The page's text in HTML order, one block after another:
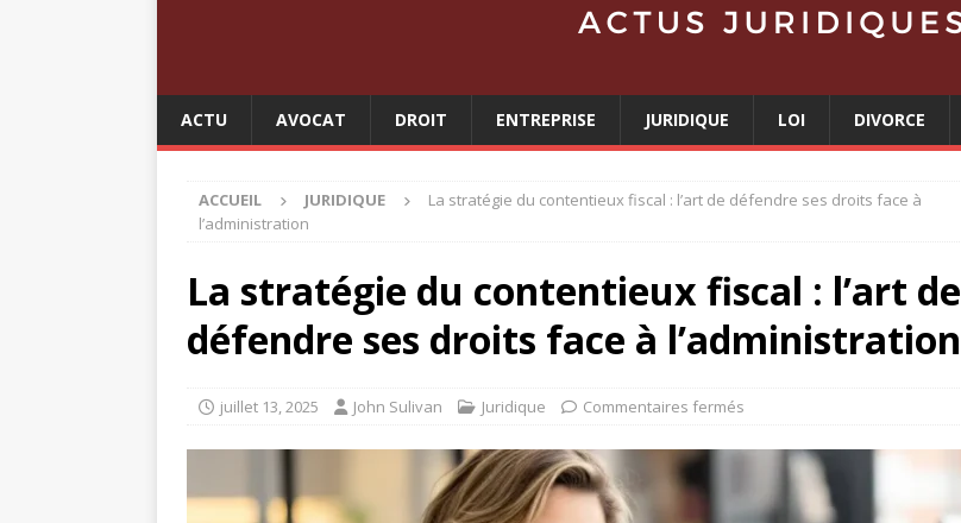
ACTU AVOCAT DROIT ENTREPRISE JURIDIQUE LOI DIVORCE
ACCUEIL JURIDIQUE
La stratégie du contentieux fiscal : l’art de défendre ses droits face à
l’administration
La stratégie du contentieux fiscal : l’art de
défendre ses droits face à l’administration
juillet 13, 2025 John Sulivan Juridique Commentaires fermés